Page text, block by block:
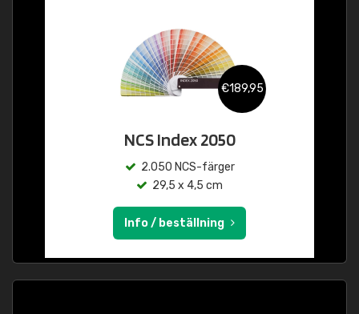
€189,95
NCS Index 2050
2.050 NCS-färger
29,5 x 4,5 cm
Info / beställning